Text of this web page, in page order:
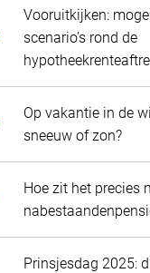
Vooruitkijken:
scenario’s rond de
Op vakantie in de
sneeuw of zon?
Hoe zit het precies
Prinsjesdag 2025: